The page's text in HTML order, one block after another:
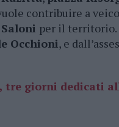
contribuire a
per il territorio.
Occhioni, e
tre giorni dedicati